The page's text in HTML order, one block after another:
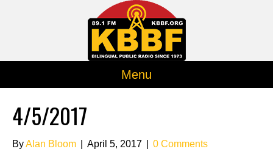
Menu
4/5/2017
ByAlan Bloom April 5, 2017 0 Comments